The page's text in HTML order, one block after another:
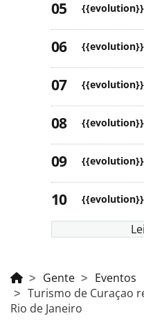
{{evolution}}
{{evolution}}
{{evolution}}
{{evolution}}
{{evolution}}
{{evolution}}
Gente
Eventos
Turismo de Curaçao
Rio de Janeiro